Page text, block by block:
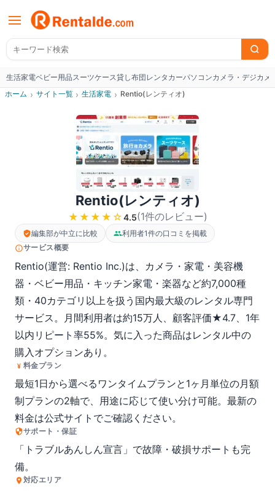
生活家電ベビー用品スーツケース貸し布団レンタカーパソコンカメラ・デジカメ
ホーム › サイト一覧 › 生活家電 › Rentio(レンティオ)
Rentio(レンティオ)
★★★★ ☆4.5(1件のレビュー)
編集部が中立に比較
利用者1件の口コミを掲載
サービス概要
Rentio(運営: Rentio Inc.)は、カメラ・家電・美容機
器・ベビー用品・キッチン家電・楽器など約7,000種
類・40カテゴリ以上を扱う国内最大級のレンタル専門
サービス。月間利用者は約15万人、顧客評価★4.7、1年
以内リピート率55%。気に入った商品はレンタル中の
購入オプションあり。
料金プラン
最短1日から選べるワンタイムプランと1ヶ月単位の月額
制プランの2軸で、用途に応じて使い分け可能。最新の
料金は公式サイトでご確認ください。
サポート・保証
「トラブルあんしん宣言」で故障・破損サポートも完
備。
対応エリア